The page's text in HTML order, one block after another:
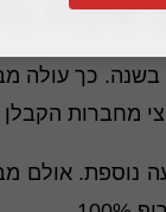
מחברות
42 שעות בשבוע, יקבל שכר שעות